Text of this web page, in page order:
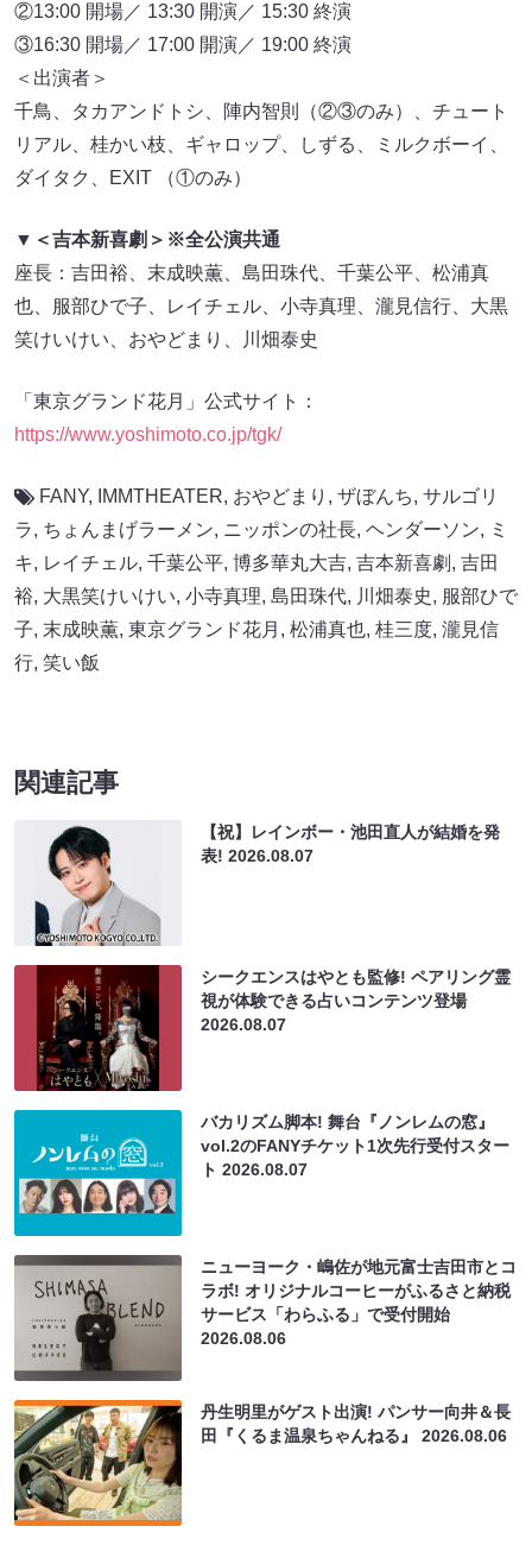
②13:00 開場／ 13:30 開演／ 15:30 終演
③16:30 開場／ 17:00 開演／ 19:00 終演
＜出演者＞
千鳥、タカアンドトシ、陣内智則（②③のみ）、チュート
リアル、桂かい枝、ギャロップ、しずる、ミルクボーイ、
ダイタク、EXIT （①のみ）
▼＜吉本新喜劇＞※全公演共通
座長：吉田裕、末成映薫、島田珠代、千葉公平、松浦真
也、服部ひで子、レイチェル、小寺真理、瀧見信行、大黒
笑けいけい、おやどまり、川畑泰史
「東京グランド花月」公式サイト：
https://www.yoshimoto.co.jp/tgk/
FANY, IMMTHEATER, おやどまり , ザぼんち, サルゴリ
ラ, ちょんまげラーメン, ニッポンの社長, ヘンダーソン, ミ
キ, レイチェル, 千葉公平, 博多華丸大吉, 吉本新喜劇 , 吉田
裕, 大黒笑けいけい, 小寺真理, 島田珠代, 川畑泰史, 服部ひで
子, 末成映薫, 東京グランド花月 , 松浦真也, 桂三度, 瀧見信
行, 笑い飯
関連記事
【祝】レインボー・池田直人が結婚を発
表!2026.08.07
シークエンスはやとも監修! ペアリング霊
視が体験できる占いコンテンツ登場
2026.08.07
バカリズム脚本! 舞台『ノンレムの窓』
vol.2のFANYチケット1次先行受付スター
ト2026.08.07
ニューヨーク・嶋佐が地元富士吉田市とコ
ラボ! オリジナルコーヒーがふるさと納税
サービス「わらふる」で受付開始
2026.08.06
丹生明里がゲスト出演! パンサー向井＆長
田『くるま温泉ちゃんねる』2026.08.06